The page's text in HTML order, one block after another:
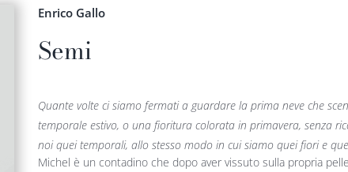
Enrico Gallo
Semi
Quante volte ci siamo fermati a guardare la prima neve che
temporale estivo, o una fioritura colorata in primavera, senza
noi quei temporali, allo stesso modo in cui siamo quei fiori e
Michel è un contadino che dopo aver vissuto sulla propria